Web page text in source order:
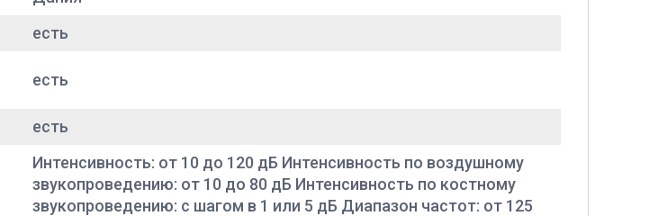
есть
есть
есть
Интенсивность: от 10 до 120 дБ Интенсивность по воздушному
звукопроведению: от 10 до 80 дБ Интенсивность по костному
звукопроведению: с шагом в 1 или 5 дБ Диапазон частот: от 125